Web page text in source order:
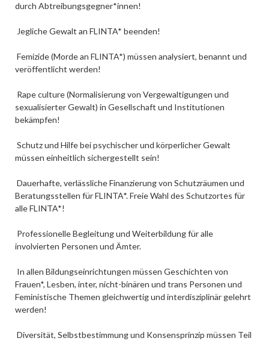
durch Abtreibungsgegner*innen!
Jegliche Gewalt an FLINTA* beenden!
Femizide (Morde an FLINTA*) müssen analysiert, benannt und
veröffentlicht werden!
Rape culture (Normalisierung von Vergewaltigungen und
sexualisierter Gewalt) in Gesellschaft und Institutionen
bekämpfen!
Schutz und Hilfe bei psychischer und körperlicher Gewalt
müssen einheitlich sichergestellt sein!
Dauerhafte, verlässliche Finanzierung von Schutzräumen und
Beratungsstellen für FLINTA*. Freie Wahl des Schutzortes für
alle FLINTA*!
Professionelle Begleitung und Weiterbildung für alle
involvierten Personen und Ämter.
In allen Bildungseinrichtungen müssen Geschichten von
Frauen*, Lesben, inter, nicht-binären und trans Personen und
Feministische Themen gleichwertig und interdisziplinär gelehrt
werden!
Diversität, Selbstbestimmung und Konsensprinzip müssen Teil